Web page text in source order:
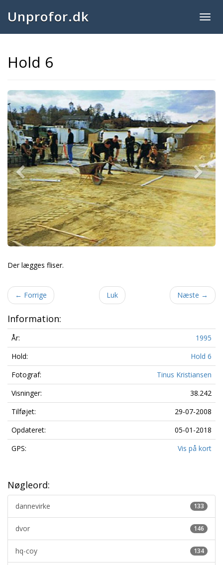
Unprofor.dk
Hold 6
Previous Next
Der lægges fliser.
← Forrige Luk Næste →
Information:
År:
1995
Hold:
Hold 6
Fotograf:
Tinus Kristiansen
Visninger:
38.242
Tilføjet:
29-07-2008
Opdateret:
05-01-2018
GPS:
Vis på kort
Nøgleord:
133
dannevirke
146
dvor
134
hq-coy